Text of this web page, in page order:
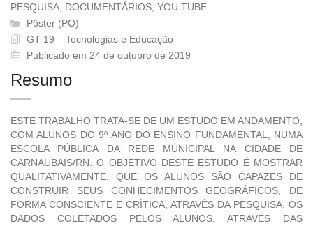
PESQUISA, DOCUMENTÁRIOS, YOU TUBE
Pôster (PO)
GT 19 – Tecnologias e Educação
Publicado em 24 de outubro de 2019
Resumo
ESTE TRABALHO TRATA-SE DE UM ESTUDO EM ANDAMENTO,
COM ALUNOS DO 9º ANO DO ENSINO FUNDAMENTAL, NUMA
ESCOLA PÚBLICA DA REDE MUNICIPAL NA CIDADE DE
CARNAUBAIS/RN. O OBJETIVO DESTE ESTUDO É MOSTRAR
QUALITATIVAMENTE, QUE OS ALUNOS SÃO CAPAZES DE
CONSTRUIR SEUS CONHECIMENTOS GEOGRÁFICOS, DE
FORMA CONSCIENTE E CRÍTICA, ATRAVÉS DA PESQUISA. OS
DADOS COLETADOS PELOS ALUNOS, ATRAVÉS DAS